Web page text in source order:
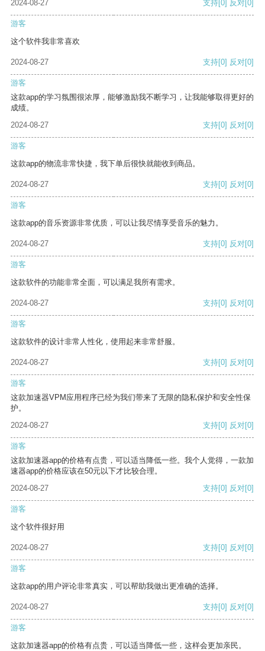
2024-08-27 支持 [0] 反对 [0]
游客
这个软件我非常喜欢
2024-08-27 支持[0] 反对[0]
游客
这款app的学习氛围很浓厚，能够激励我不断学习，让我能够取得更好的
成绩。
2024-08-27
支持[0] 反对[0]
游客
这款app的物流非常快捷，我下单后很快就能收到商品。
2024-08-27 支持[0] 反对[0]
游客
这款app的音乐资源非常优质，可以让我尽情享受音乐的魅力。
2024-08-27 支持[0] 反对[0]
游客
这款软件的功能非常全面，可以满足我所有需求。
2024-08-27 支持[0] 反对[0]
游客
这款软件的设计非常人性化，使用起来非常舒服。
2024-08-27 支持[0] 反对[0]
游客
这款加速器VPM应用程序已经为我们带来了无限的隐私保护和安全性保
护。
2024-08-27
支持[0] 反对[0]
游客
这款加速器app的价格有点贵，可以适当降低一些。我个人觉得，一款加
速器app的价格应该在50元以下才比较合理。
2024-08-27
支持[0] 反对[0]
游客
这个软件很好用
2024-08-27 支持[0] 反对[0]
游客
这款app的用户评论非常真实，可以帮助我做出更准确的选择。
2024-08-27 支持[0] 反对[0]
游客
这款加速器app的价格有点贵，可以适当降低一些，这样会更加亲民。